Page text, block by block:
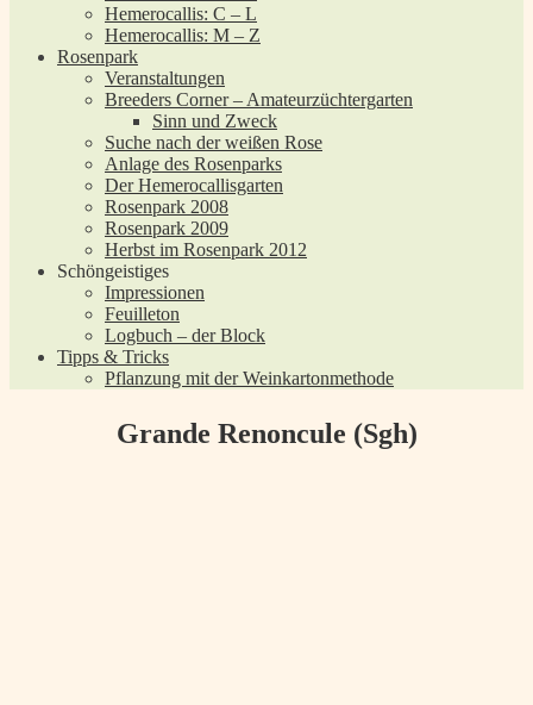
Hemerocallis: C – L
Hemerocallis: M – Z
Rosenpark
Veranstaltungen
Breeders Corner – Amateurzüchtergarten
Sinn und Zweck
Suche nach der weißen Rose
Anlage des Rosenparks
Der Hemerocallisgarten
Rosenpark 2008
Rosenpark 2009
Herbst im Rosenpark 2012
Schöngeistiges
Impressionen
Feuilleton
Logbuch – der Block
Tipps & Tricks
Pflanzung mit der Weinkartonmethode
Grande Renoncule (Sgh)